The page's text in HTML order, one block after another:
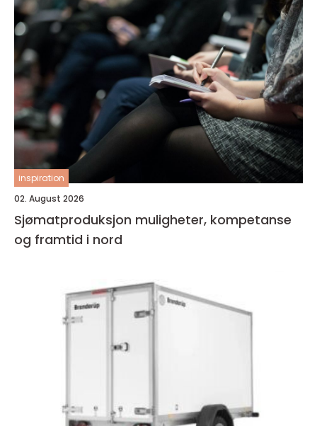
inspiration
02. August 2026
Sjømatproduksjon muligheter, kompetanse
og framtid i nord